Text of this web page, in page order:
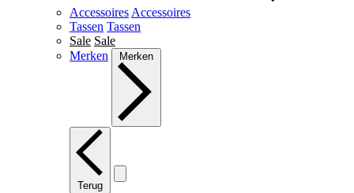
Accessoires Accessoires
Tassen Tassen
Sale Sale
Merken
Merken
Terug